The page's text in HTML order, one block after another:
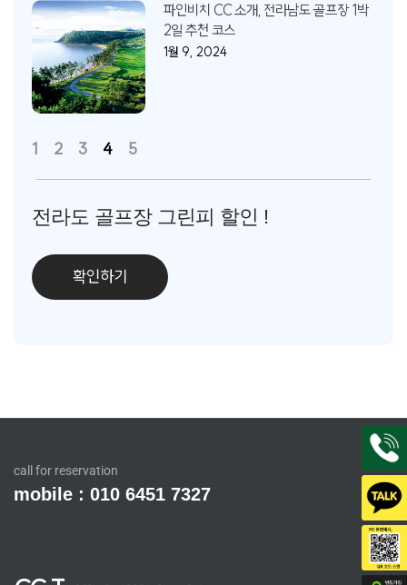
파인비치 CC 소개, 전라남도 골프장 1박
2일 추천 코스
1월 9, 2024
1 2 3 4 5
전라도 골프장 그린피 할인 !
확인하기
call for reservation
mobile : 010 6451 7327